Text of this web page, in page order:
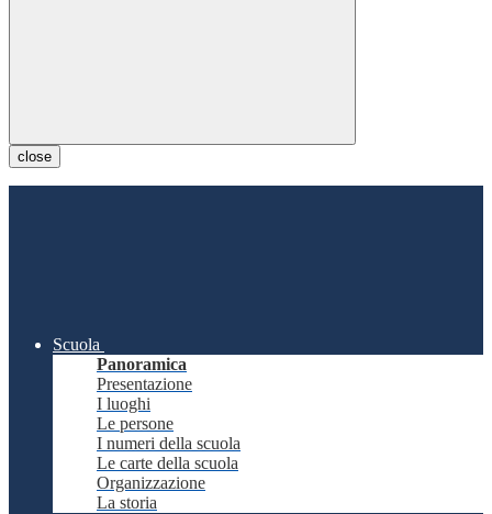
close
Scuola
Panoramica
Presentazione
I luoghi
Le persone
I numeri della scuola
Le carte della scuola
Organizzazione
La storia